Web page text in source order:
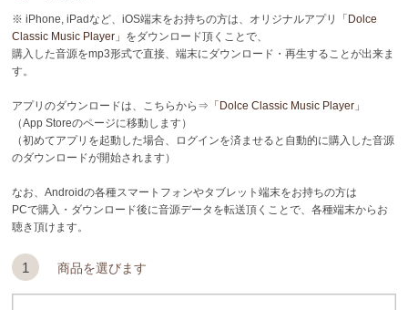
※ iPhone, iPadなど、iOS端末をお持ちの方は、オリジナルアプリ
「Dolce
Classic Music Player」 をダウンロード頂くことで、
購入した音源をmp3形式で直接、端末にダウンロード・再生することが出来ま
す。
アプリのダウンロードは、こちらから⇒ 「Dolce Classic Music Player」
（App Storeのページに移動します）
（初めてアプリを起動した場合、ログインを済ませると自動的に購入した音源
のダウンロードが開始されます）
なお、Androidの各種スマートフォンやタブレット端末をお持ちの方は
PCで購入・ダウンロード後に音源データを転送頂くことで、各種端末からお
聴き頂けます。
1 商品を選びます